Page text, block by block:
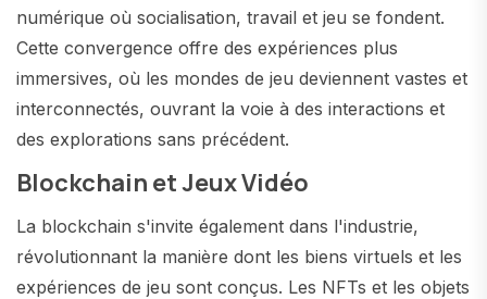
numérique où socialisation, travail et jeu se fondent.
Cette convergence offre des expériences plus
immersives, où les mondes de jeu deviennent vastes et
interconnectés, ouvrant la voie à des interactions et
des explorations sans précédent​​.
Blockchain et Jeux Vidéo
La blockchain s'invite également dans l'industrie,
révolutionnant la manière dont les biens virtuels et les
expériences de jeu sont conçus. Les NFTs et les objets